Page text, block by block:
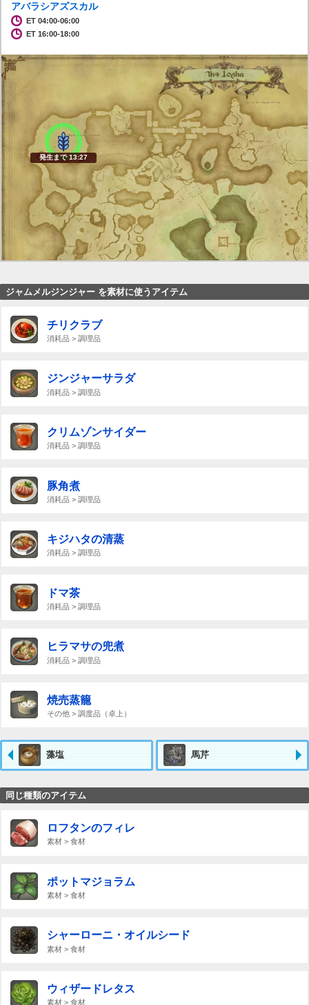
アバラシアズスカル
ET 04:00-06:00
ET 16:00-18:00
発生まで 13:27
ジャムメルジンジャー を素材に使うアイテム
チリクラブ
消耗品 > 調理品
ジンジャーサラダ
消耗品 > 調理品
クリムゾンサイダー
消耗品 > 調理品
豚角煮
消耗品 > 調理品
キジハタの清蒸
消耗品 > 調理品
ドマ茶
消耗品 > 調理品
ヒラマサの兜煮
消耗品 > 調理品
焼売蒸籠
その他 > 調度品（卓上）
藻塩 馬芹
同じ種類のアイテム
ロフタンのフィレ
素材 > 食材
ポットマジョラム
素材 > 食材
シャーローニ・オイルシード
素材 > 食材
ウィザードレタス
素材 > 食材